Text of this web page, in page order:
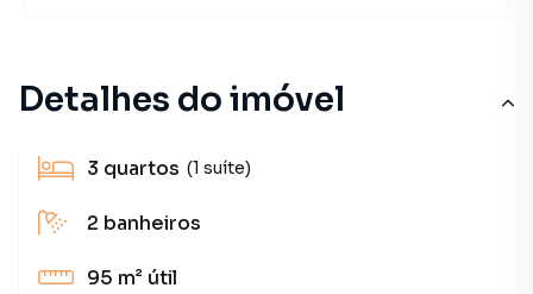
Detalhes do imóvel
3 quartos (1 suíte)
2 banheiros
95 m² útil